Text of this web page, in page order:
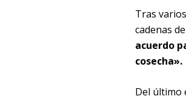
Tras
cadenas
acuerdo
cosecha».
Del último